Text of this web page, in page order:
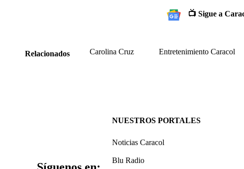
📺 Sigue a
Relacionados Carolina Cruz Entretenimiento Caracol
NUESTROS PORTALES
Noticias Caracol
Blu Radio